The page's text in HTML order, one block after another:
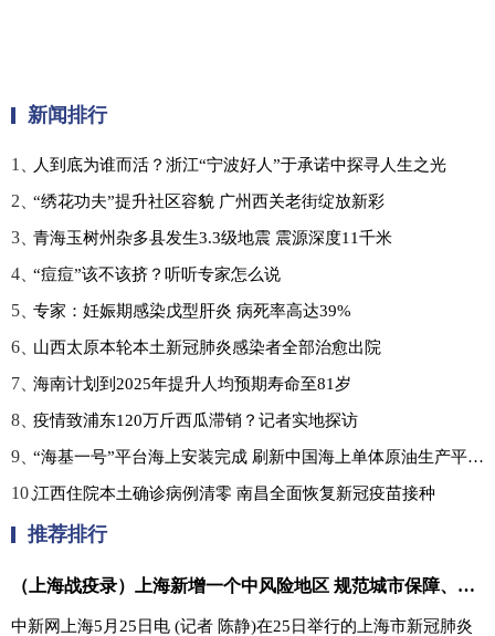
新闻排行
1、人到底为谁而活？浙江“宁波好人”于承诺中探寻人生之光
2、“绣花功夫”提升社区容貌 广州西关老街绽放新彩
3、青海玉树州杂多县发生3.3级地震 震源深度11千米
4、“痘痘”该不该挤？听听专家怎么说
5、专家：妊娠期感染戊型肝炎 病死率高达39%
6、山西太原本轮本土新冠肺炎感染者全部治愈出院
7、海南计划到2025年提升人均预期寿命至81岁
8、疫情致浦东120万斤西瓜滞销？记者实地探访
9、“海基一号”平台海上安装完成 刷新中国海上单体原油生产平台重量纪录
10、江西住院本土确诊病例清零 南昌全面恢复新冠疫苗接种
推荐排行
（上海战疫录）上海新增一个中风险地区 规范城市保障、方舱等工作人员回社区
中新网上海5月25日电 (记者 陈静)在25日举行的上海市新冠肺炎